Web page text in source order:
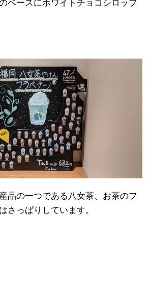
ベースにホワイトチョコシロップ
品の一つである八女茶、お茶のフ
さっぱりしています。